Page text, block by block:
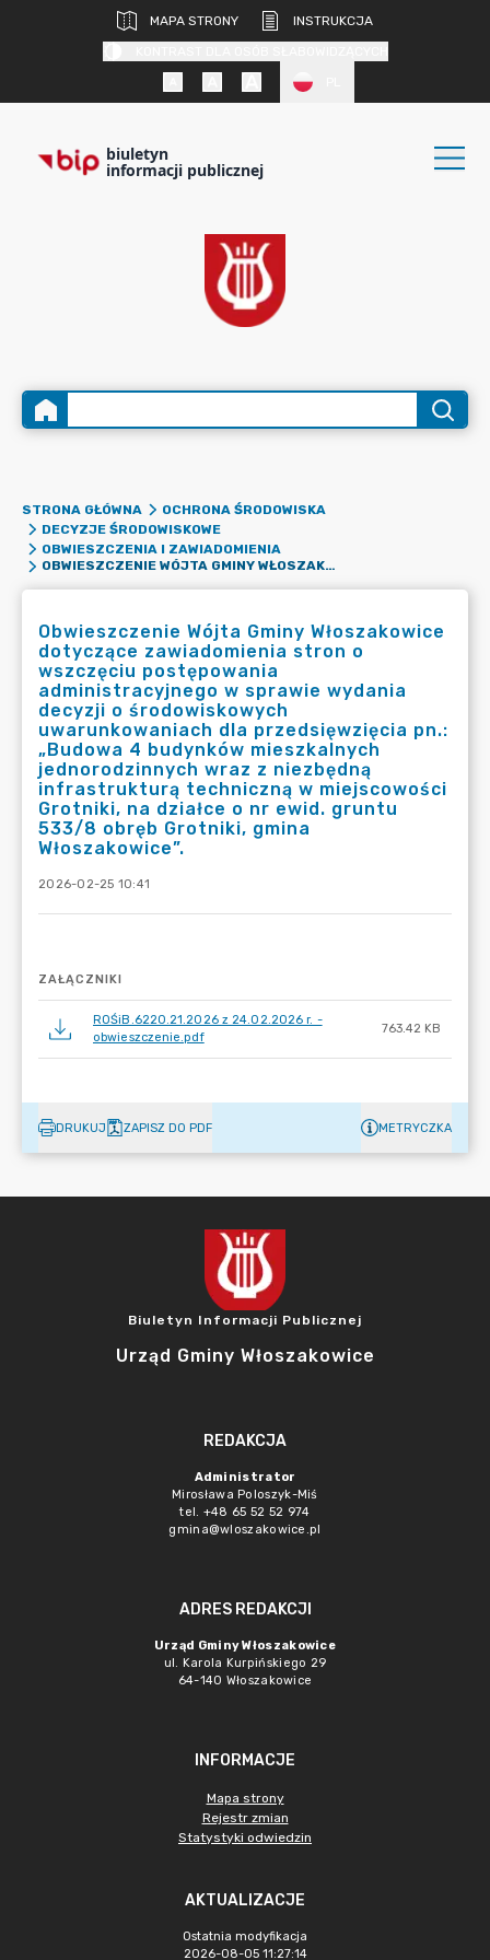
MAPA STRONY
INSTRUKCJA
biuletyn
informacji publicznej
STRONA GŁÓWNA
OCHRONA ŚRODOWISKA
DECYZJE ŚRODOWISKOWE
OBWIESZCZENIA I ZAWIADOMIENIA
OBWIESZCZENIE WÓJTA GMINY WŁOSZAKOWICE DOTYCZĄCE ZAWIADOMIENIA STRON O WSZCZĘCIU POSTĘPOWANIA ADMINISTRACYJNEGO W SPRAWIE WYDANIA DECYZJI O ŚRODOWISKOWYCH UWARUNKOWANIACH DLA PRZEDSIĘWZIĘCIA PN.: „BUDOWA 4 BUDYNKÓW MIESZKALNYCH JEDNORODZINNYCH WRAZ Z NIEZBĘDNĄ INFRASTRUKTURĄ TECHNICZNĄ W MIEJSCOWOŚCI GROTNIKI, NA DZIAŁCE O NR EWID. GRUNTU 533/8 OBRĘB GROTNIKI, GMINA WŁOSZAKOWICE”.
Obwieszczenie Wójta Gminy Włoszakowice
dotyczące zawiadomienia stron o
wszczęciu postępowania
administracyjnego w sprawie wydania
decyzji o środowiskowych
uwarunkowaniach dla przedsięwzięcia pn.:
„Budowa 4 budynków mieszkalnych
jednorodzinnych wraz z niezbędną
infrastrukturą techniczną w miejscowości
Grotniki, na działce o nr ewid. gruntu
533/8 obręb Grotniki, gmina
Włoszakowice”.
2026-02-25 10:41
ZAŁĄCZNIKI
ROŚiB.6220.21.2026 z 24.02.2026 r. -
obwieszczenie.pdf
763.42 KB
DRUKUJ ZAPISZ DO PDF METRYCZKA
Biuletyn Informacji Publicznej
Urząd Gminy Włoszakowice
REDAKCJA
Administrator
Mirosława Poloszyk-Miś
tel. +48 65 52 52 974
gmina@wloszakowice.pl
ADRES REDAKCJI
Urząd Gminy Włoszakowice
ul. Karola Kurpińskiego 29
64-140 Włoszakowice
INFORMACJE
Mapa strony
Rejestr zmian
Statystyki odwiedzin
AKTUALIZACJE
Ostatnia modyfikacja
2026-08-05 11:27:14